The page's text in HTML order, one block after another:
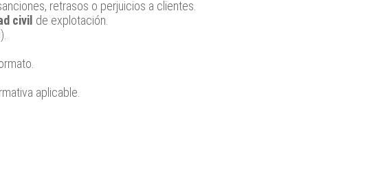
retrasos o perjuicios a clientes.
civil de explotación.
aplicable.